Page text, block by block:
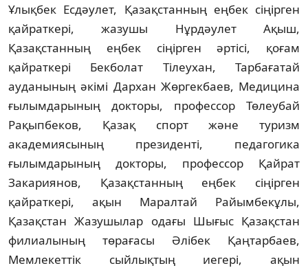
Ұлықбек Есдәулет, Қазақстанның еңбек сіңірген
қайраткері, жазушы Нұрдәулет Ақыш,
Қазақстанның еңбек сіңірген әртісі, қоғам
қайраткері Бекболат Тілеухан, Тарбағатай
ауданының әкімі Дархан Жөргекбаев, Медицина
ғылымдарының докторы, профессор Төлеубай
Рақыпбеков, Қазақ спорт және туризм
академиясының президенті, педагогика
ғылымдарының докторы, профессор Қайрат
Закариянов, Қазақстанның еңбек сіңірген
қайраткері, ақын Маралтай Райымбекұлы,
Қазақстан Жазушылар одағы Шығыс Қазақстан
филиалының төрағасы Әлібек Қаңтарбаев,
Мемлекеттік сыйлықтың иегері, ақын